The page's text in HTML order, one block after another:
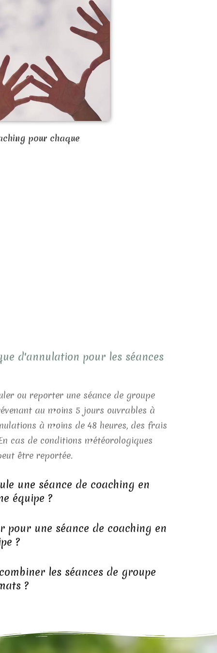
pour chaque
d'annulation pour les séances
ou reporter une séance de groupe
au moins 5 jours ouvrables à
à moins de 48 heures, des frais
cas de conditions météorologiques
être reportée.
une séance de coaching en
équipe ?
pour une séance de coaching en
?
les séances de groupe
?